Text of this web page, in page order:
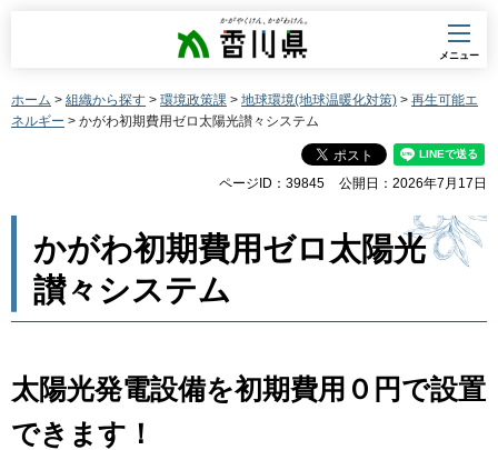
香川県
メニュー
ホーム > 組織から探す > 環境政策課 > 地球環境(地球温暖化対策) > 再生可能エ
ネルギー > かがわ初期費用ゼロ太陽光讃々システム
ページID：39845 公開日：2026年7月17日
かがわ初期費用ゼロ太陽光
讃々システム
太陽光発電設備を初期費用０円で設置
できます！